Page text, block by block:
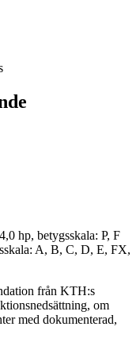
hp, betygsskala: P, F
A, B, C, D, E, FX,
från KTH:s
om
med dokumenterad,